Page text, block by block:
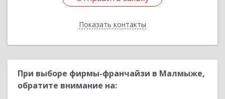
Показать контакты
Назад
При выборе фирмы-франчайзи в Малмыже,
обратите внимание на: